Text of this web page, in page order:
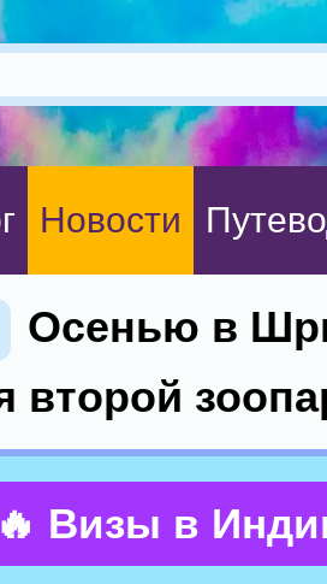
Новости
Осенью в
второй
🔥 Визы в